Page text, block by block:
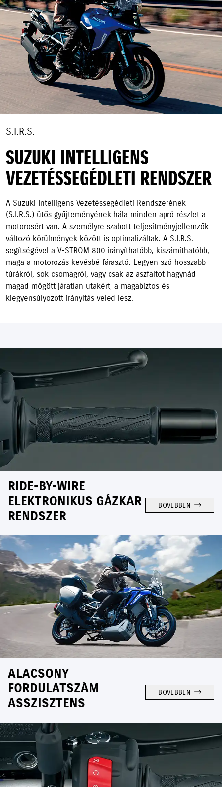
S.I.R.S.
SUZUKI INTELLIGENS
VEZETÉSSEGÉDLETI RENDSZER
A Suzuki Intelligens Vezetéssegédleti Rendszerének
(S.I.R.S.) ütős gyűjteményének hála minden apró részlet a
motorosért van. A személyre szabott teljesítményjellemzők
változó körülmények között is optimalizáltak. A S.I.R.S.
segítségével a V-STROM 800 irányíthatóbb, kiszámíthatóbb,
maga a motorozás kevésbé fárasztó. Legyen szó hosszabb
túrákról, sok csomagról, vagy csak az aszfaltot hagynád
magad mögött járatlan utakért, a magabiztos és
kiegyensúlyozott irányítás veled lesz.
RIDE-BY-WIRE
ELEKTRONIKUS GÁZKAR
RENDSZER
BŐVEBBEN
ALACSONY
FORDULATSZÁM
ASSZISZTENS
BŐVEBBEN